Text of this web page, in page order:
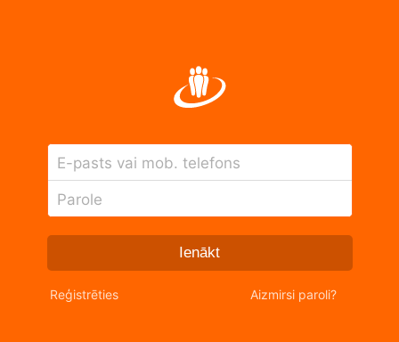
E-pasts vai mob. telefons
Parole
Ienākt
Reģistrēties Aizmirsi paroli?